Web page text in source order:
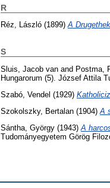
R
Réz, László (1899)A
S
Sluis, Jacob van and Postma,
Hungarorum (5). József Attila
Szabó, Vendel (1929)
Szokolszky, Bertalan (1904) A
Sántha, György (1943) A
Tudományegyetem Görög